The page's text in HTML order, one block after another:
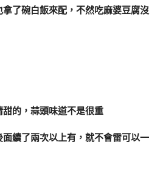
了碗白飯來配，不然吃麻婆豆腐沒
的，蒜頭味道不是很重
續了兩次以上有，就不會雷可以一